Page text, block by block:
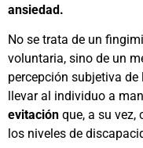
ansiedad.
No se trata de un
voluntaria, sino de un
percepción subjetiva
llevar al individuo a
evitación que, a su vez,
los niveles de